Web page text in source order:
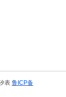
表 鲁ICP备